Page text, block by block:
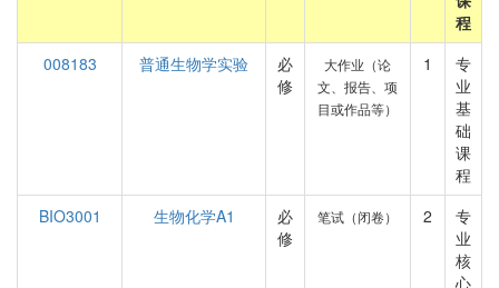
程
008183
普通生物学实验
必
修
大作业（论
文、报告、项
目或作品等）
1
专
业
基
础
课
程
BIO3001
生物化学A1
必
修
笔试（闭卷） 2
专
业
核
心